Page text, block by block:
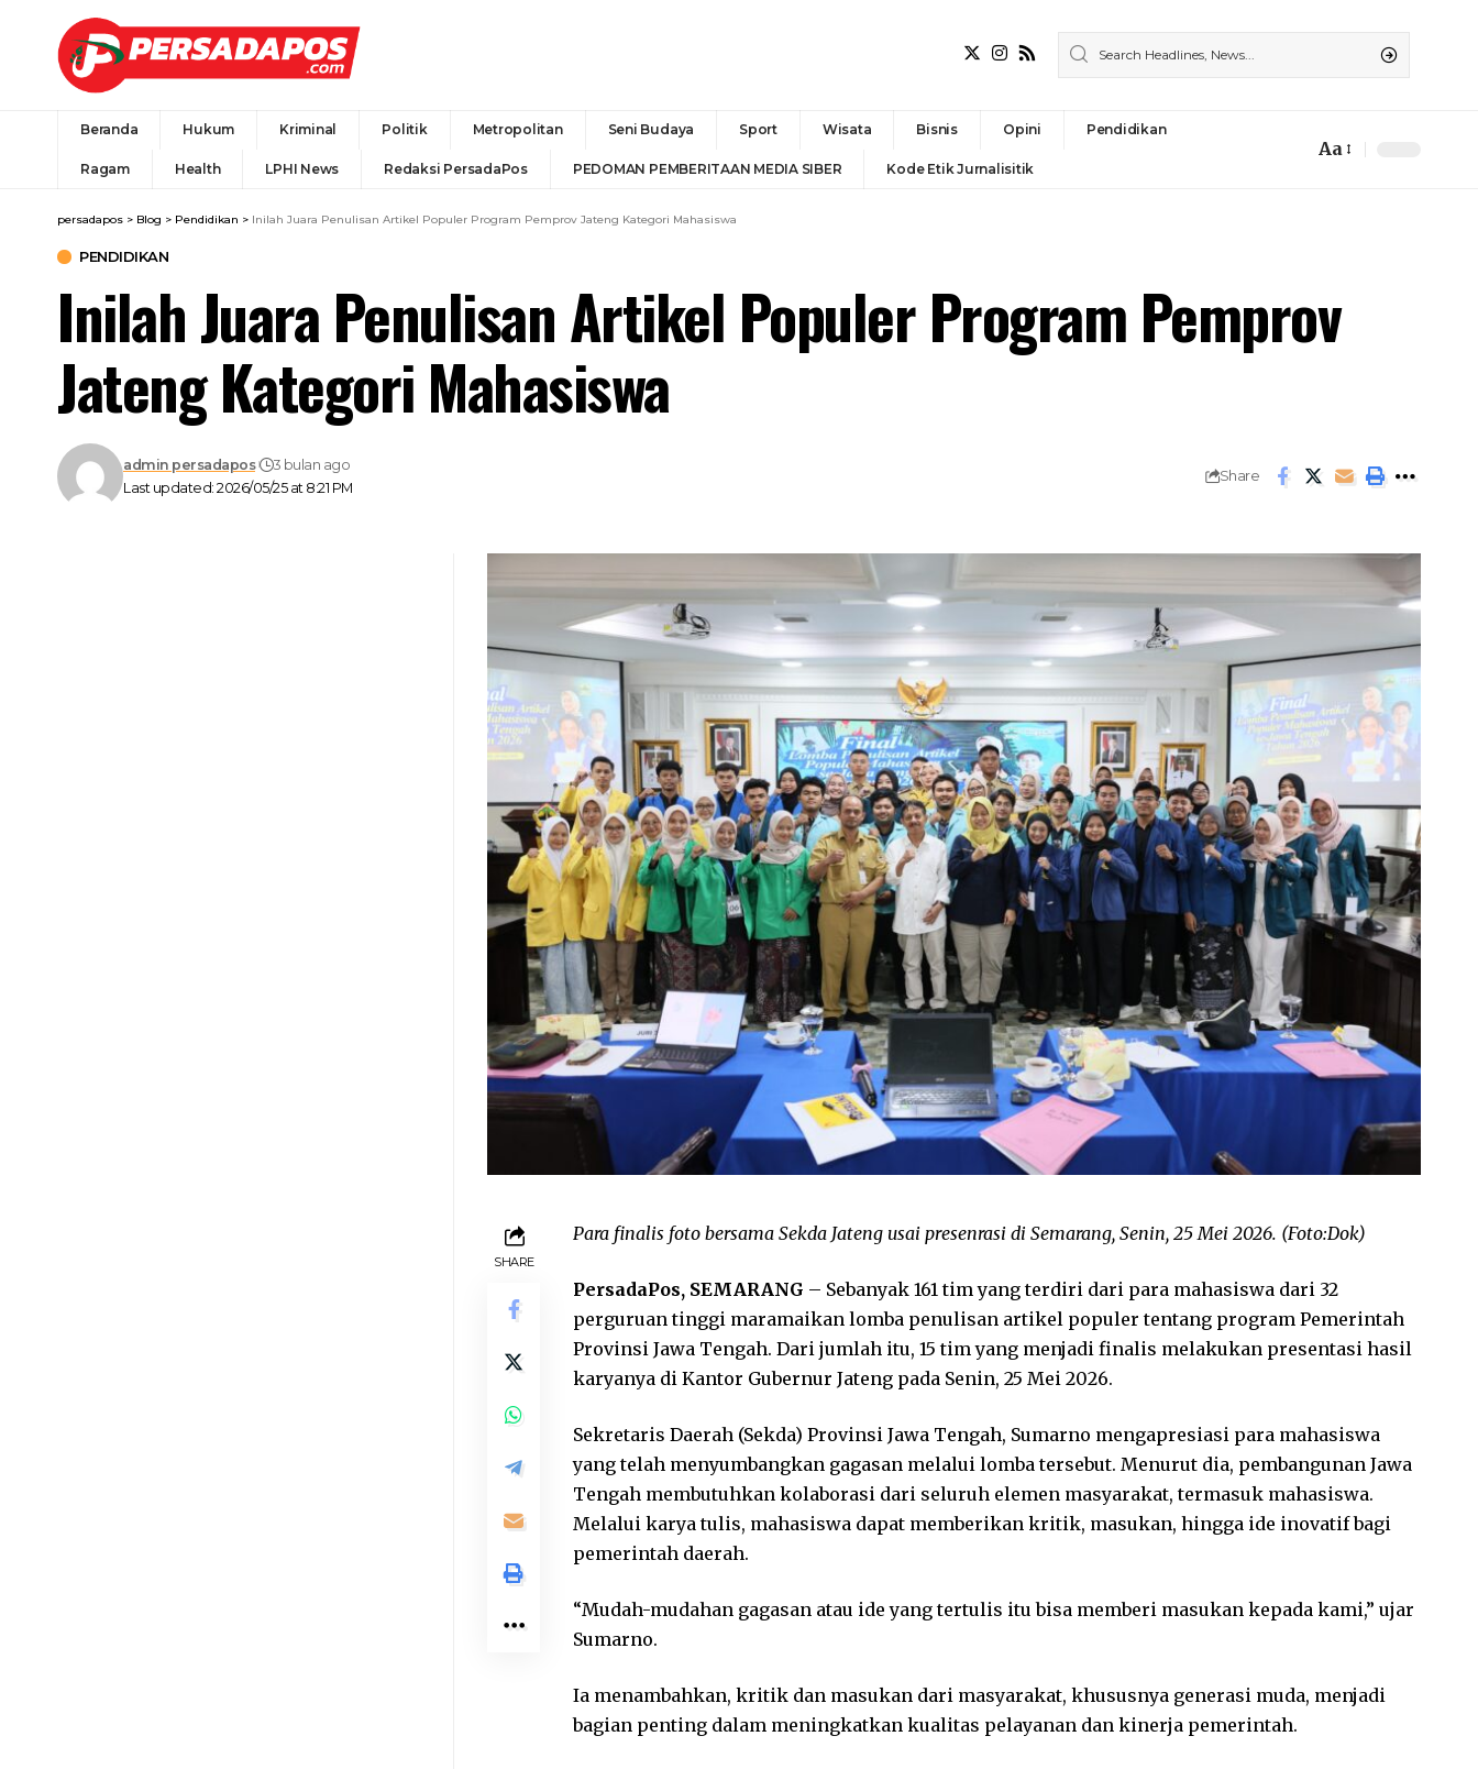
Beranda Hukum Kriminal Politik Metropolitan Seni Budaya Sport Wisata Bisnis Opini Pendidikan
Ragam Health LPHI News Redaksi PersadaPos PEDOMAN PEMBERITAAN MEDIA SIBER Kode Etik Jurnalisitik
Aa
persadapos > Blog > Pendidikan > Inilah Juara Penulisan Artikel Populer Program Pemprov Jateng Kategori Mahasiswa
PENDIDIKAN
Inilah Juara Penulisan Artikel Populer Program Pemprov
Jateng Kategori Mahasiswa
Last updated: 2026/05/25 at 8:21 PM
admin persadapos 3 bulan ago
Share
SHARE
Para finalis foto bersama Sekda Jateng usai presenrasi di Semarang, Senin, 25 Mei 2026. (Foto:Dok)
PersadaPos, SEMARANG – Sebanyak 161 tim yang terdiri dari para mahasiswa dari 32
perguruan tinggi maramaikan lomba penulisan artikel populer tentang program Pemerintah
Provinsi Jawa Tengah. Dari jumlah itu, 15 tim yang menjadi finalis melakukan presentasi hasil
karyanya di Kantor Gubernur Jateng pada Senin, 25 Mei 2026.
Sekretaris Daerah (Sekda) Provinsi Jawa Tengah, Sumarno mengapresiasi para mahasiswa
yang telah menyumbangkan gagasan melalui lomba tersebut. Menurut dia, pembangunan Jawa
Tengah membutuhkan kolaborasi dari seluruh elemen masyarakat, termasuk mahasiswa.
Melalui karya tulis, mahasiswa dapat memberikan kritik, masukan, hingga ide inovatif bagi
pemerintah daerah.
“Mudah-mudahan gagasan atau ide yang tertulis itu bisa memberi masukan kepada kami,” ujar
Sumarno.
Ia menambahkan, kritik dan masukan dari masyarakat, khususnya generasi muda, menjadi
bagian penting dalam meningkatkan kualitas pelayanan dan kinerja pemerintah.